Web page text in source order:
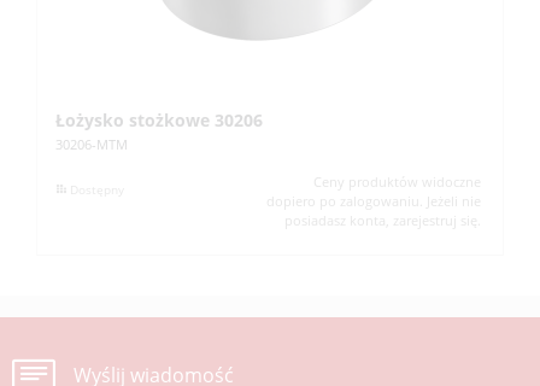
Łożysko stożkowe 30206
30206-MTM
Ceny produktów widoczne
dopiero po zalogowaniu. Jeżeli nie
posiadasz konta, zarejestruj się.
Wyślij wiadomość